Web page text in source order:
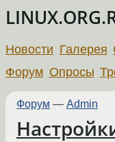
Новости Галерея
Форум Опросы
Форум — Admin